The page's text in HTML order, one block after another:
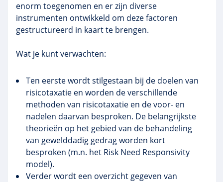
enorm toegenomen en er zijn diverse
instrumenten ontwikkeld om deze factoren
gestructureerd in kaart te brengen.
Wat je kunt verwachten:
Ten eerste wordt stilgestaan bij de doelen van
risicotaxatie en worden de verschillende
methoden van risicotaxatie en de voor- en
nadelen daarvan besproken. De belangrijkste
theorieën op het gebied van de behandeling
van gewelddadig gedrag worden kort
besproken (m.n. het Risk Need Responsivity
model).
Verder wordt een overzicht gegeven van